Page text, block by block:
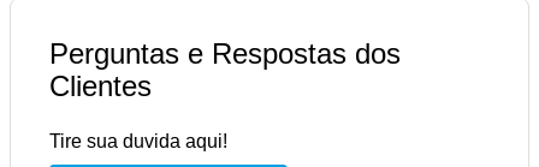
Perguntas e Respostas dos
Clientes
Tire sua duvida aqui!